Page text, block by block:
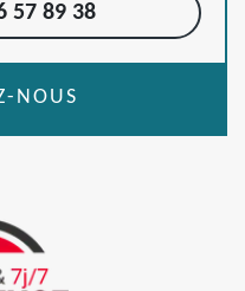
57 89 38
NOUS